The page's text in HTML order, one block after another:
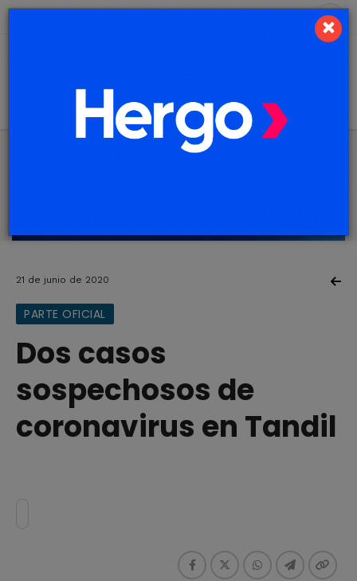
21 de junio de 2020
PARTE OFICIAL
Dos casos
sospechosos de
coronavirus en Tandil
×